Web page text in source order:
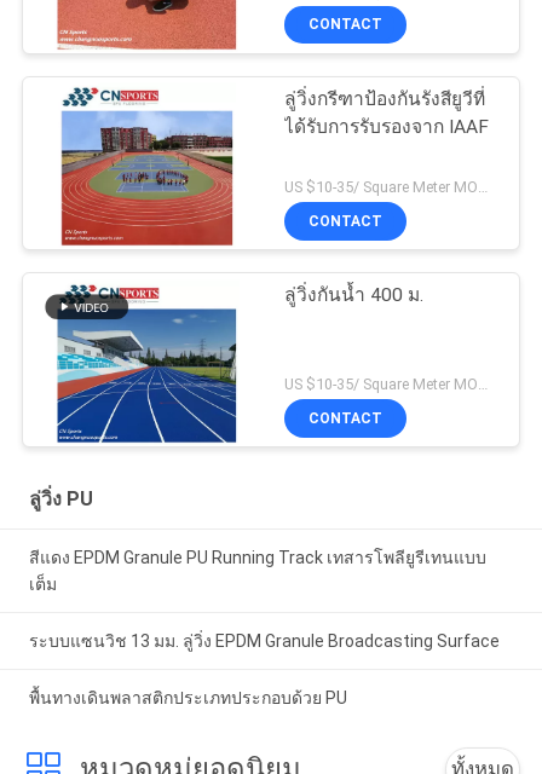
CONTACT
ลู่วิ่งกรีฑาป้องกันรังสียูวีที่
ได้รับการรับรองจาก IAAF
US $10-35/ Square Meter MOQ:/
CONTACT
ลู่วิ่งกันน้ำ 400 ม.
US $10-35/ Square Meter MOQ:/
CONTACT
ลู่วิ่ง PU
สีแดง EPDM Granule PU Running Track เทสารโพลียูรีเทนแบบ
เต็ม
ระบบแซนวิช 13 มม. ลู่วิ่ง EPDM Granule Broadcasting Surface
พื้นทางเดินพลาสติกประเภทประกอบด้วย PU
ทั้งหมด